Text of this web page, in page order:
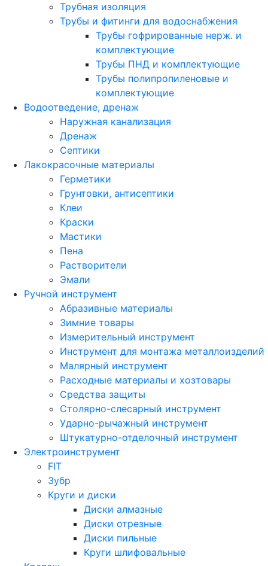
Трубная изоляция
Трубы и фитинги для водоснабжения
Трубы гофрированные нерж. и
комплектующие
Трубы ПНД и комплектующие
Трубы полипропиленовые и
комплектующие
Водоотведение, дренаж
Наружная канализация
Дренаж
Септики
Лакокрасочные материалы
Герметики
Грунтовки, антисептики
Клеи
Краски
Мастики
Пена
Растворители
Эмали
Ручной инструмент
Абразивные материалы
Зимние товары
Измерительный инструмент
Инструмент для монтажа металлоизделий
Малярный инструмент
Расходные материалы и хозтовары
Средства защиты
Столярно-слесарный инструмент
Ударно-рычажный инструмент
Штукатурно-отделочный инструмент
Электроинструмент
FIT
Зубр
Круги и диски
Диски алмазные
Диски отрезные
Диски пильные
Круги шлифовальные